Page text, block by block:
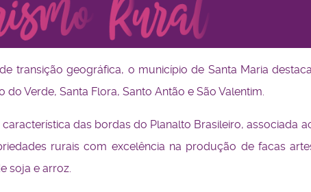
transição geográfica, o município de Santa Maria
do Verde, Santa Flora, Santo Antão e São Valentim.
das bordas do Planalto Brasileiro,
rurais com excelência na produção de facas
soja e arroz.